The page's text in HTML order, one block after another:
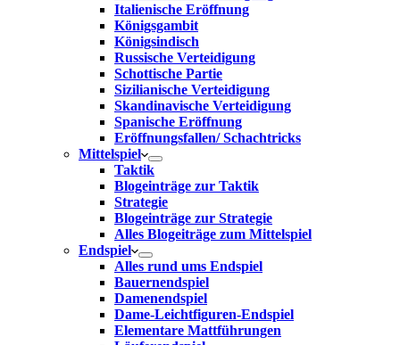
Italienische Eröffnung
Königsgambit
Königsindisch
Russische Verteidigung
Schottische Partie
Sizilianische Verteidigung
Skandinavische Verteidigung
Spanische Eröffnung
Eröffnungsfallen/ Schachtricks
Mittelspiel
Taktik
Blogeinträge zur Taktik
Strategie
Blogeinträge zur Strategie
Alles Blogeiträge zum Mittelspiel
Endspiel
Alles rund ums Endspiel
Bauernendspiel
Damenendspiel
Dame-Leichtfiguren-Endspiel
Elementare Mattführungen